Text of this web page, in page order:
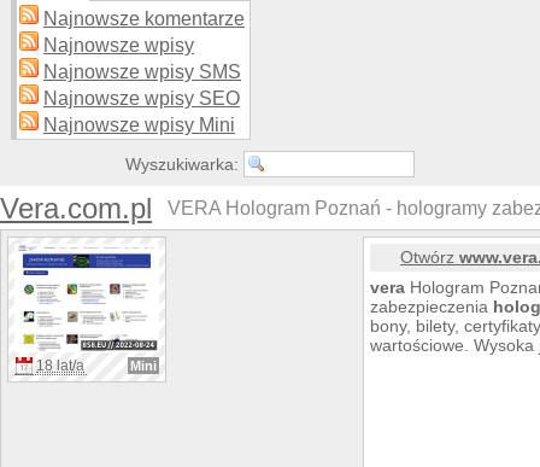
Najnowsze komentarze
Najnowsze wpisy
Najnowsze wpisy SMS
Najnowsze wpisy SEO
Najnowsze wpisy Mini
Wyszukiwarka:
Vera.com.pl VERA Hologram Poznań - hologramy
18 lat/a Mini
Otwórz
vera Hologram
zabezpieczenia
bony, bilety,
wartościowe. Wysoka